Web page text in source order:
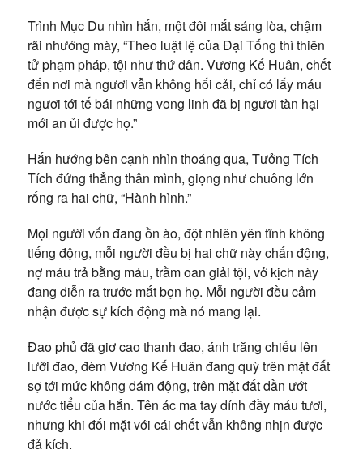
Trình Mục Du nhìn hắn, một đôi mắt sáng lòa, chậm
rãi nhướng mày, “Theo luật lệ của Đại Tống thì thiên
tử phạm pháp, tội như thứ dân. Vương Kế Huân, chết
đến nơi mà ngươi vẫn không hối cải, chỉ có lấy máu
ngươi tới tế bái những vong linh đã bị ngươi tàn hại
mới an ủi được họ.”
Hắn hướng bên cạnh nhìn thoáng qua, Tưởng Tích
Tích đứng thẳng thân mình, giọng như chuông lớn
rống ra hai chữ, “Hành hình.”
Mọi người vốn đang ồn ào, đột nhiên yên tĩnh không
tiếng động, mỗi người đều bị hai chữ này chấn động,
nợ máu trả bằng máu, trầm oan giải tội, vở kịch này
đang diễn ra trước mắt bọn họ. Mỗi người đều cảm
nhận được sự kích động mà nó mang lại.
Đao phủ đã giơ cao thanh đao, ánh trăng chiếu lên
lưỡi đao, đèm Vương Kế Huân đang quỳ trên mặt đất
sợ tới mức không dám động, trên mặt đất dần ướt
nước tiểu của hắn. Tên ác ma tay dính đầy máu tươi,
nhưng khi đối mặt với cái chết vẫn không nhịn được
đả kích.